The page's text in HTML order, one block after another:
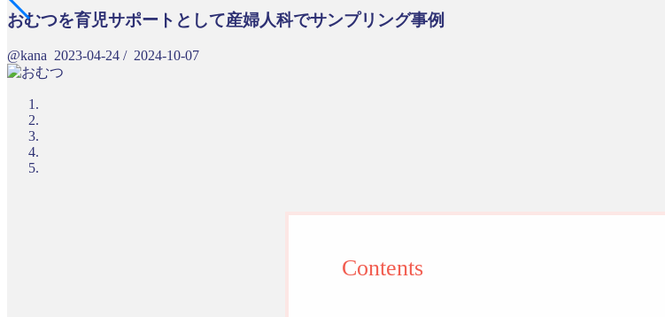
おむつを育児サポートとして産婦人科でサンプリング事例
@kana 2023-04-24 / 2024-10-07
Contents